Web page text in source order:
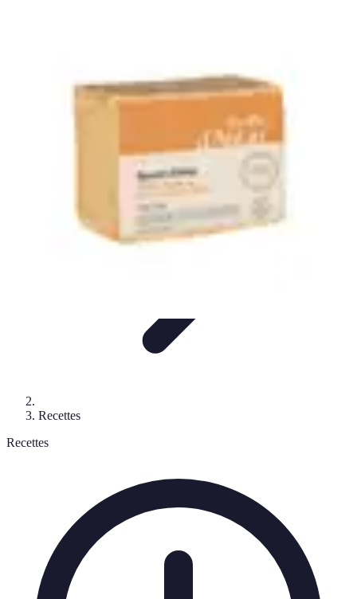
Poissons Frais
Recettes
Recettes